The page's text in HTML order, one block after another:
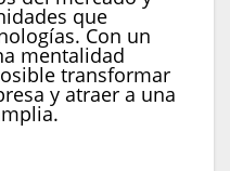
que
Con un
mentalidad
transformar
y atraer a una